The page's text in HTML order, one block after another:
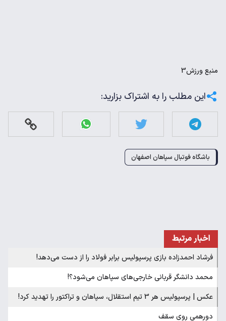
منبعورزش3
این مطلب را به اشتراک بزارید:
باشگاه فوتبال سپاهان اصفهان
اخبار مرتبط
فرشاد احمدزاده بازی پرسپولیس برابر فولاد را از دست می‌دهد!
محمد دانشگر قربانی خارجی‌های سپاهان می‌شود؟!
عکس | پرسپولیس هر 3 تیم استقلال، سپاهان و تراکتور را تهدید کرد!
دورهمی روی سقف